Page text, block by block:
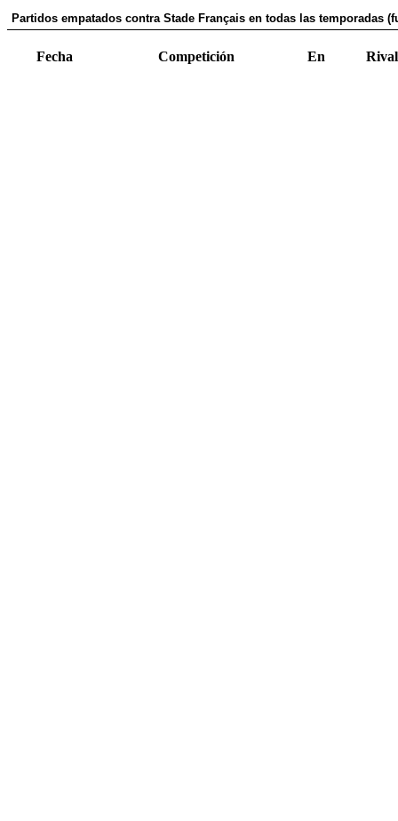
Partidos empatados contra Stade Français en todas las temporadas
Fecha Competición En Rival